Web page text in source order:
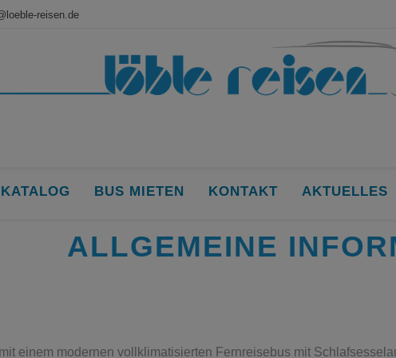
reisen.de
KATALOG BUS MIETEN KONTAKT AKTUELLES
ALLGEMEINE
einem modernen vollklimatisierten Fernreisebus mit